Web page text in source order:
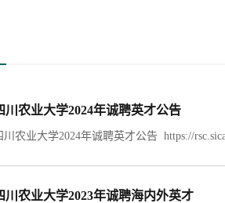
川农业大学2024年诚聘英才公告
川农业大学2024年诚聘英才公告 https://
川农业大学2023年诚聘海内外英才